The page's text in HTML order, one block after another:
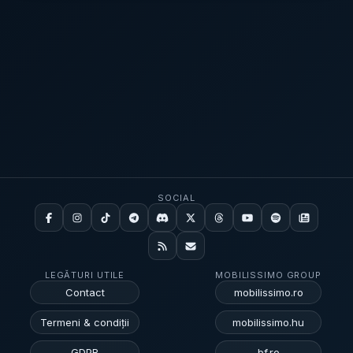
încă spațiu de scădere, inclusiv sub minimul anual
de 60.000 de dolari (aprox. 276.000 lei) din 6
februarie. Cointelegraph amintește și de opinia
traderului Peter Brandt, care a spus la final de
martie că minimul din 2026 s-ar putea să nu fi fost
atins și că Bitcoin ar putea retesta sau chiar coborî
„ușor sub” nivelurile din septembrie sau octombrie,
pe care le-ar considera apoi „minimul ciclului de
LEGĂTURI UTILE
Contact
Termeni & condiții
SOCIAL
MOBILISSIMO GROUP
mobilissimo.ro
mobilissimo.hu